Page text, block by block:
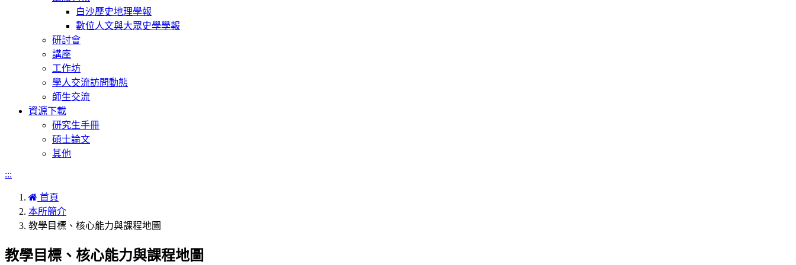
白沙歷史地理學報
數位人文與大眾史學學報
研討會
講座
工作坊
學人交流訪問動態
師生交流
資源下載
研究生手冊
碩士論文
其他
:::
首頁
本所簡介
教學目標、核心能力與課程地圖
教學目標、核心能力與課程地圖